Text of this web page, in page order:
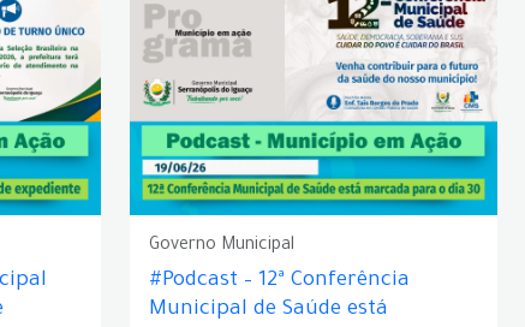
Governo Municipal
#Podcast – 12ª Conferência
Municipal de Saúde está